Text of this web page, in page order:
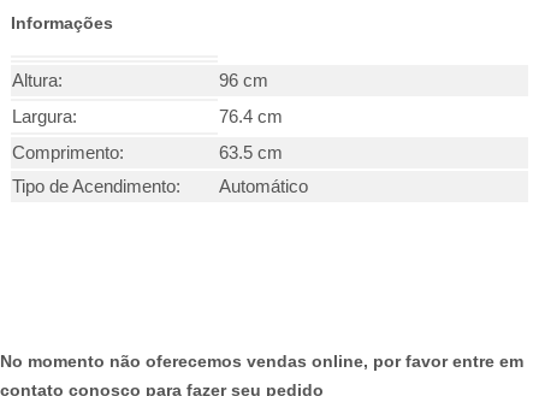
Informações
Altura:
96 cm
Largura:
76.4 cm
Comprimento:
63.5 cm
Tipo de Acendimento:
Automático
No momento não oferecemos vendas online, por favor entre em
contato conosco para fazer seu pedido